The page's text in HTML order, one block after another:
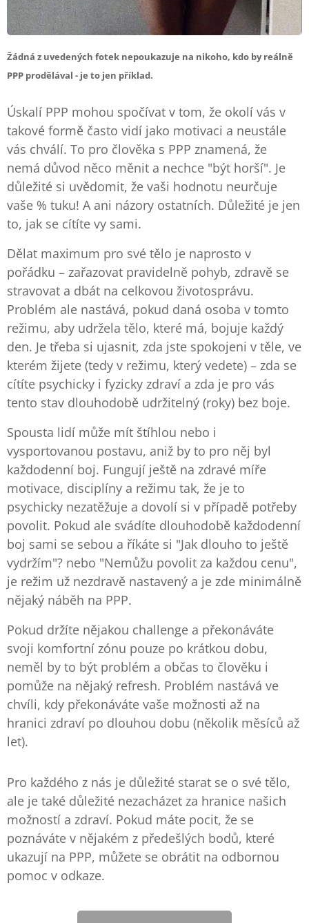
Žádná z uvedených fotek nepoukazuje na nikoho, kdo by reálně
PPP prodělával - je to jen příklad.
Úskalí PPP mohou spočívat v tom, že okolí vás v
takové formě často vidí jako motivaci a neustále
vás chválí. To pro člověka s PPP znamená, že
nemá důvod něco měnit a nechce "být horší". Je
důležité si uvědomit, že vaši hodnotu neurčuje
vaše % tuku! A ani názory ostatních. Důležité je jen
to, jak se cítíte vy sami.
Dělat maximum pro své tělo je naprosto v
pořádku – zařazovat pravidelně pohyb, zdravě se
stravovat a dbát na celkovou životosprávu.
Problém ale nastává, pokud daná osoba v tomto
režimu, aby udržela tělo, které má, bojuje každý
den. Je třeba si ujasnit, zda jste spokojeni v těle, ve
kterém žijete (tedy v režimu, který vedete) – zda se
cítíte psychicky i fyzicky zdraví a zda je pro vás
tento stav dlouhodobě udržitelný (roky) bez boje.
Spousta lidí může mít štíhlou nebo i
vysportovanou postavu, aniž by to pro něj byl
každodenní boj. Fungují ještě na zdravé míře
motivace, disciplíny a režimu tak, že je to
psychicky nezatěžuje a dovolí si v případě potřeby
povolit. Pokud ale svádíte dlouhodobě každodenní
boj sami se sebou a říkáte si "Jak dlouho to ještě
vydržím"? nebo "Nemůžu povolit za každou cenu",
je režim už nezdravě nastavený a je zde minimálně
nějaký náběh na PPP.
Pokud držíte nějakou challenge a překonáváte
svoji komfortní zónu pouze po krátkou dobu,
neměl by to být problém a občas to člověku i
pomůže na nějaký refresh. Problém nastává ve
chvíli, kdy překonáváte vaše možnosti až na
hranici zdraví po dlouhou dobu (několik měsíců až
let).
Pro každého z nás je důležité starat se o své tělo,
ale je také důležité nezacházet za hranice našich
možností a zdraví. Pokud máte pocit, že se
poznáváte v nějakém z předešlých bodů, které
ukazují na PPP, můžete se obrátit na odbornou
pomoc v odkaze.